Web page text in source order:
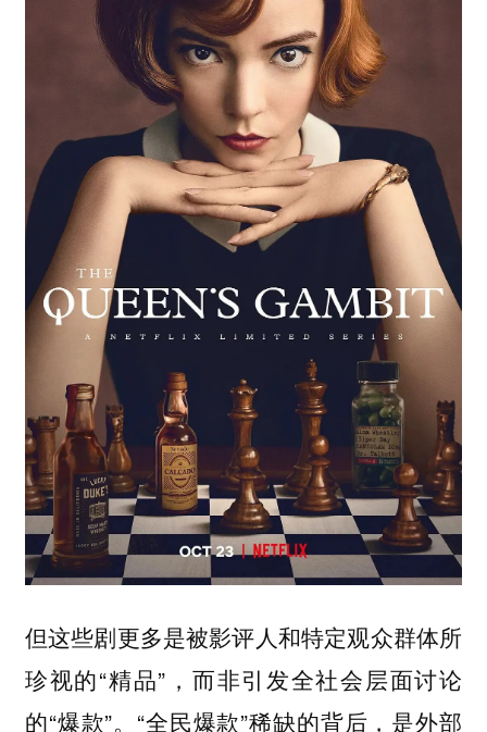
但这些剧更多是被影评人和特定观众群体所
珍视的“精品”，而非引发全社会层面讨论
的“爆款”。“全民爆款”稀缺的背后，是外部